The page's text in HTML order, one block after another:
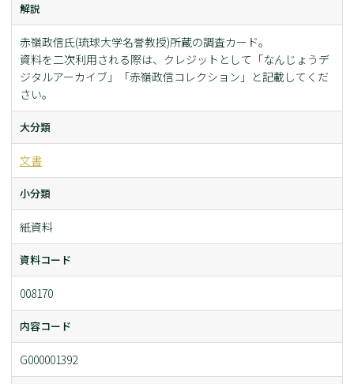
解説
赤嶺政信氏(琉球大学名誉教授)所蔵の調査カード。
資料を二次利用される際は、クレジットとして「なんじょうデ
ジタルアーカイブ」「赤嶺政信コレクション」と記載してくだ
さい。
大分類
文書
小分類
紙資料
資料コード
008170
内容コード
G000001392